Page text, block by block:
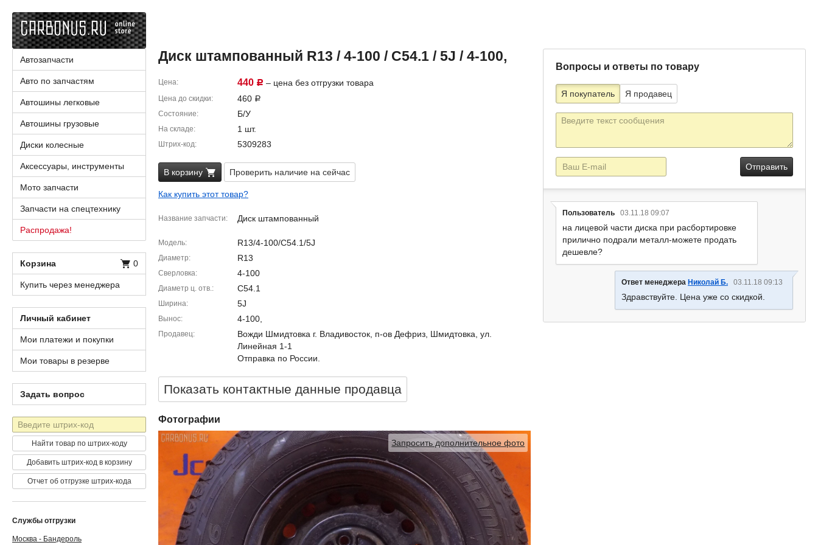
Диск штампованный R13 / 4-100 / C54.1 / 5J / 4-100,
Цена 440 Р – цена без отгрузки товара
Цена до скидки 460 Р
Состояние Б/У
На складе 1 шт.
Штрих-код 5309283
В корзину Проверить наличие на сейчас
Как купить этот товар?
Название запчасти Диск штампованный
Модель R13/4-100/C54.1/5J
Диаметр R13
Сверловка 4-100
Диаметр ц. отв. C54.1
Ширина 5J
Вынос 4-100,
Продавец
Вожди Шмидтовка г. Владивосток, п-ов Дефриз, Шмидтовка, ул.
Линейная 1-1
Отправка по России.
Показать контактные данные продавцa
Фотографии
Запросить дополнительное фото
Вопросы и ответы по товару
Я покупатель Я продавец
Текст
E-
mail
Пользователь 03.11.18 09:07
на лицевой части диска при расбортировке
прилично подрали металл-можете продать
дешевле?
Ответ менеджера Николай Б. 03.11.18 09:13
Здравствуйте. Цена уже со скидкой.
Автозапчасти
Авто по запчастям
Автошины легковые
Автошины грузовые
Диски колесные
Аксессуары, инструменты
Мото запчасти
Запчасти на спецтехнику
Распродажа!
Корзина 0
Купить через менеджера
Личный кабинет
Мои платежи и покупки
Мои товары в резерве
Задать вопрос
Штрих-
код
Найти товар по штрих-коду
Добавить штрих-код в корзину
Отчет об отгрузке штрих-кода
Службы отгрузки
Москва - Бандероль